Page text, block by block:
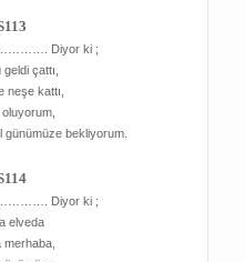
Diyor ki ;
çattı,
neşe kattı,
bekliyorum.
Diyor ki ;
elveda
merhaba,